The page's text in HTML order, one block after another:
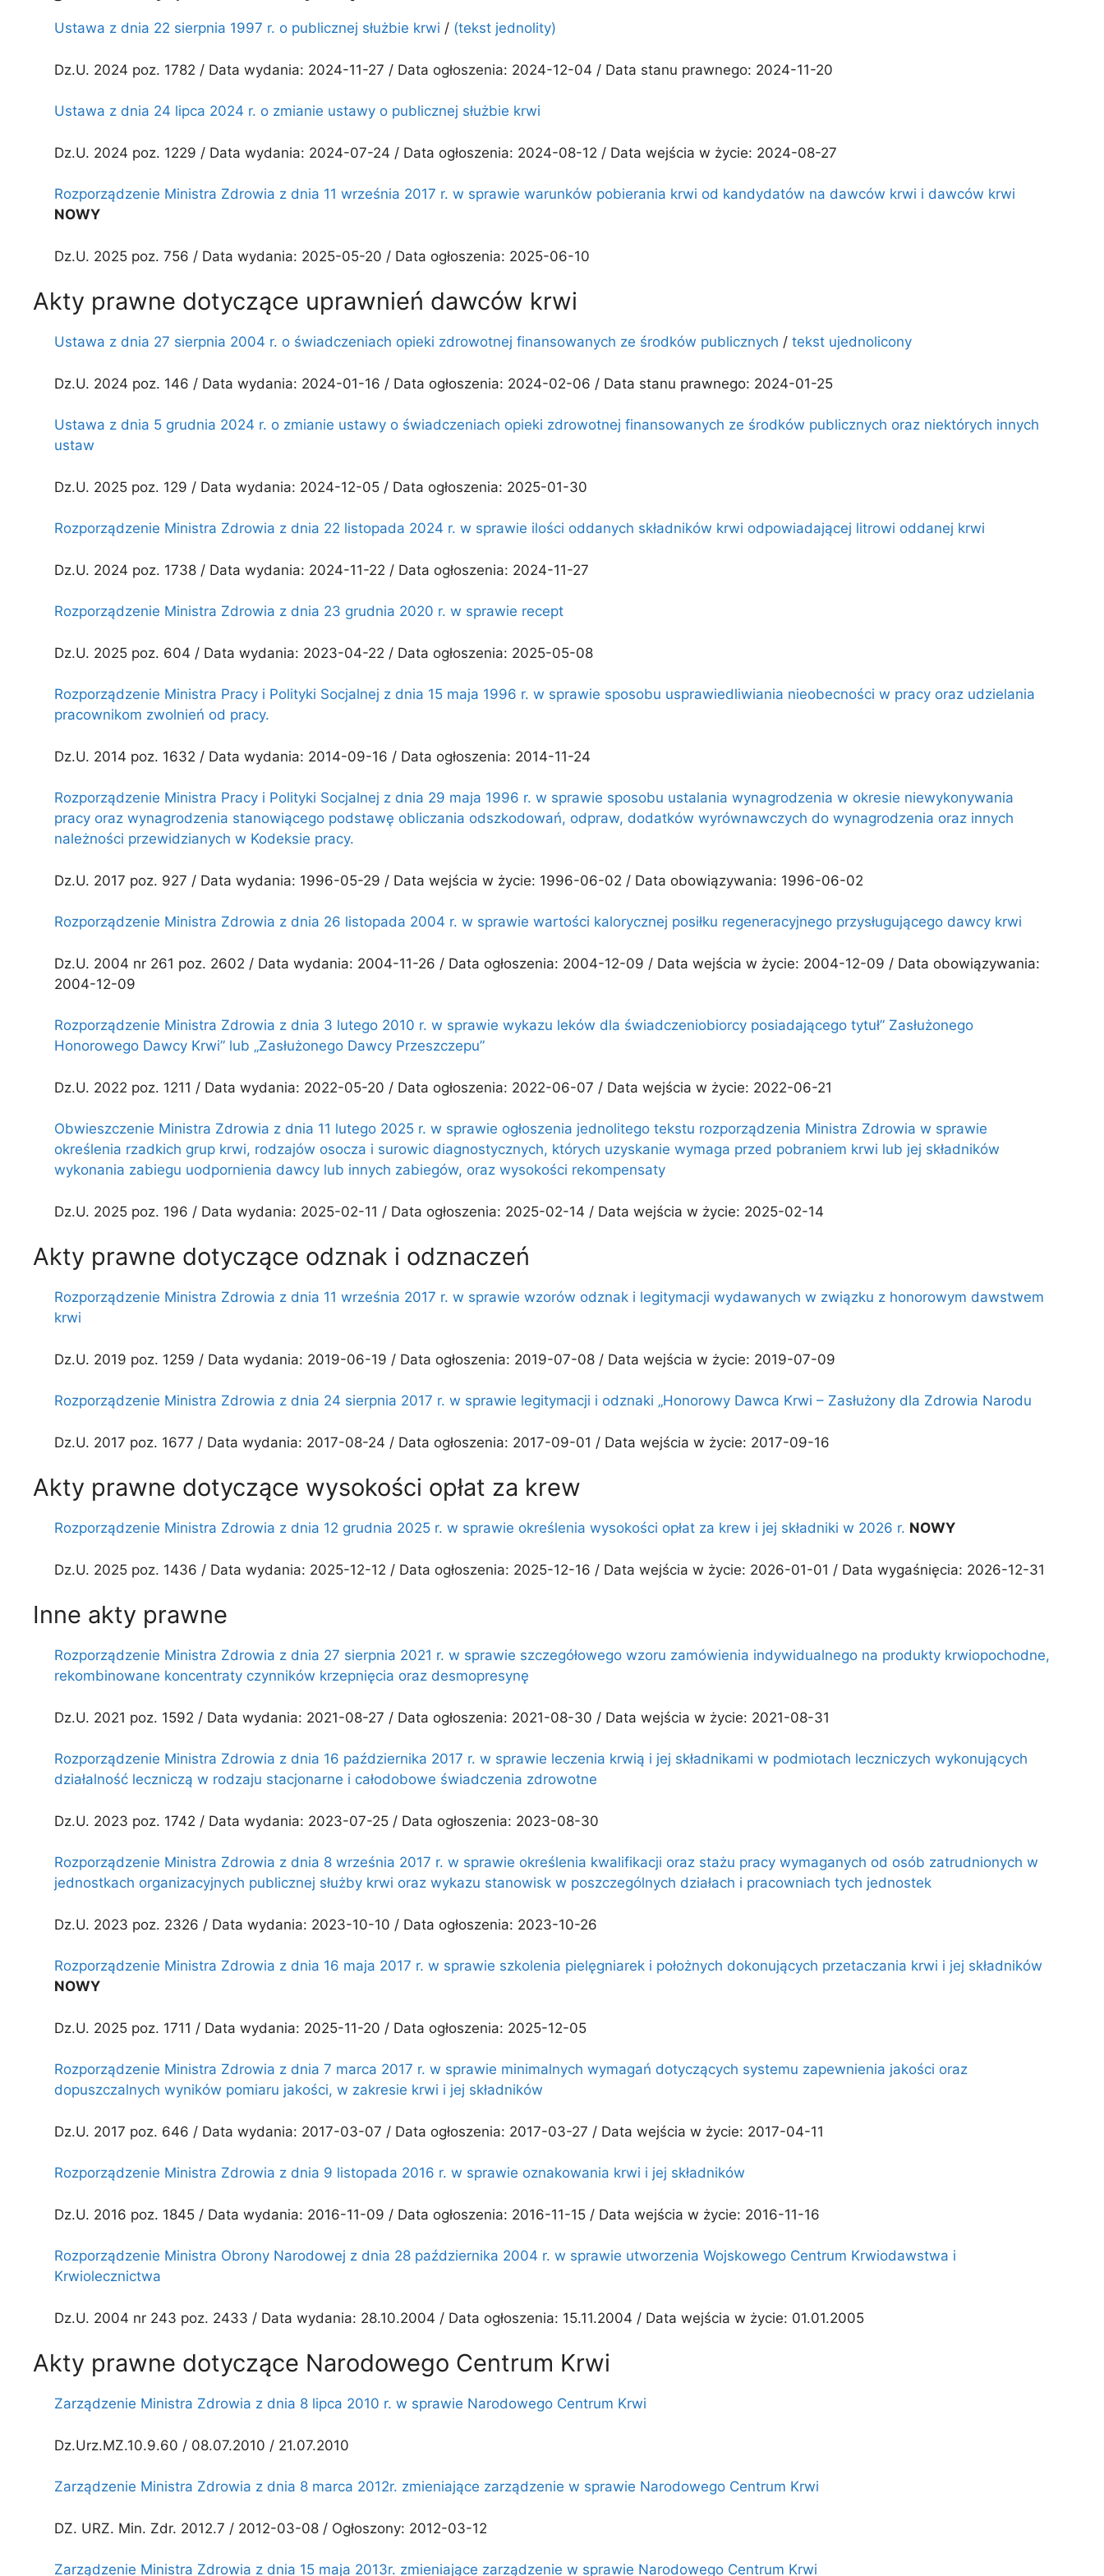
Ustawa z dnia 22 sierpnia 1997 r. o publicznej służbie krwi / (tekst jednolity)
Dz.U. 2024 poz. 1782 / Data wydania: 2024-11-27 / Data ogłoszenia: 2024-12-04 / Data stanu prawnego: 2024-11-20
Ustawa z dnia 24 lipca 2024 r. o zmianie ustawy o publicznej służbie krwi
Dz.U. 2024 poz. 1229 / Data wydania: 2024-07-24 / Data ogłoszenia: 2024-08-12 / Data wejścia w życie: 2024-08-27
Rozporządzenie Ministra Zdrowia z dnia 11 września 2017 r. w sprawie warunków pobierania krwi od kandydatów na dawców krwi i dawców krwi
NOWY
Dz.U. 2025 poz. 756 / Data wydania: 2025-05-20 / Data ogłoszenia: 2025-06-10
Akty prawne dotyczące uprawnień dawców krwi
Ustawa z dnia 27 sierpnia 2004 r. o świadczeniach opieki zdrowotnej finansowanych ze środków publicznych / tekst ujednolicony
Dz.U. 2024 poz. 146 / Data wydania: 2024-01-16 / Data ogłoszenia: 2024-02-06 / Data stanu prawnego: 2024-01-25
Ustawa z dnia 5 grudnia 2024 r. o zmianie ustawy o świadczeniach opieki zdrowotnej finansowanych ze środków publicznych oraz niektórych innych
ustaw
Dz.U. 2025 poz. 129 / Data wydania: 2024-12-05 / Data ogłoszenia: 2025-01-30
Rozporządzenie Ministra Zdrowia z dnia 22 listopada 2024 r. w sprawie ilości oddanych składników krwi odpowiadającej litrowi oddanej krwi
Dz.U. 2024 poz. 1738 / Data wydania: 2024-11-22 / Data ogłoszenia: 2024-11-27
Rozporządzenie Ministra Zdrowia z dnia 23 grudnia 2020 r. w sprawie recept
Dz.U. 2025 poz. 604 / Data wydania: 2023-04-22 / Data ogłoszenia: 2025-05-08
Rozporządzenie Ministra Pracy i Polityki Socjalnej z dnia 15 maja 1996 r. w sprawie sposobu usprawiedliwiania nieobecności w pracy oraz udzielania
pracownikom zwolnień od pracy.
Dz.U. 2014 poz. 1632 / Data wydania: 2014-09-16 / Data ogłoszenia: 2014-11-24
Rozporządzenie Ministra Pracy i Polityki Socjalnej z dnia 29 maja 1996 r. w sprawie sposobu ustalania wynagrodzenia w okresie niewykonywania
pracy oraz wynagrodzenia stanowiącego podstawę obliczania odszkodowań, odpraw, dodatków wyrównawczych do wynagrodzenia oraz innych
należności przewidzianych w Kodeksie pracy.
Dz.U. 2017 poz. 927 / Data wydania: 1996-05-29 / Data wejścia w życie: 1996-06-02 / Data obowiązywania: 1996-06-02
Rozporządzenie Ministra Zdrowia z dnia 26 listopada 2004 r. w sprawie wartości kalorycznej posiłku regeneracyjnego przysługującego dawcy krwi
Dz.U. 2004 nr 261 poz. 2602 / Data wydania: 2004-11-26 / Data ogłoszenia: 2004-12-09 / Data wejścia w życie: 2004-12-09 / Data obowiązywania:
2004-12-09
Rozporządzenie Ministra Zdrowia z dnia 3 lutego 2010 r. w sprawie wykazu leków dla świadczeniobiorcy posiadającego tytuł” Zasłużonego
Honorowego Dawcy Krwi” lub „Zasłużonego Dawcy Przeszczepu”
Dz.U. 2022 poz. 1211 / Data wydania: 2022-05-20 / Data ogłoszenia: 2022-06-07 / Data wejścia w życie: 2022-06-21
Obwieszczenie Ministra Zdrowia z dnia 11 lutego 2025 r. w sprawie ogłoszenia jednolitego tekstu rozporządzenia Ministra Zdrowia w sprawie
określenia rzadkich grup krwi, rodzajów osocza i surowic diagnostycznych, których uzyskanie wymaga przed pobraniem krwi lub jej składników
wykonania zabiegu uodpornienia dawcy lub innych zabiegów, oraz wysokości rekompensaty
Dz.U. 2025 poz. 196 / Data wydania: 2025-02-11 / Data ogłoszenia: 2025-02-14 / Data wejścia w życie: 2025-02-14
Akty prawne dotyczące odznak i odznaczeń
Rozporządzenie Ministra Zdrowia z dnia 11 września 2017 r. w sprawie wzorów odznak i legitymacji wydawanych w związku z honorowym dawstwem
krwi
Dz.U. 2019 poz. 1259 / Data wydania: 2019-06-19 / Data ogłoszenia: 2019-07-08 / Data wejścia w życie: 2019-07-09
Rozporządzenie Ministra Zdrowia z dnia 24 sierpnia 2017 r. w sprawie legitymacji i odznaki „Honorowy Dawca Krwi – Zasłużony dla Zdrowia Narodu
Dz.U. 2017 poz. 1677 / Data wydania: 2017-08-24 / Data ogłoszenia: 2017-09-01 / Data wejścia w życie: 2017-09-16
Akty prawne dotyczące wysokości opłat za krew
Rozporządzenie Ministra Zdrowia z dnia 12 grudnia 2025 r. w sprawie określenia wysokości opłat za krew i jej składniki w 2026 r. NOWY
Dz.U. 2025 poz. 1436 / Data wydania: 2025-12-12 / Data ogłoszenia: 2025-12-16 / Data wejścia w życie: 2026-01-01 / Data wygaśnięcia: 2026-12-31
Inne akty prawne
Rozporządzenie Ministra Zdrowia z dnia 27 sierpnia 2021 r. w sprawie szczegółowego wzoru zamówienia indywidualnego na produkty krwiopochodne,
rekombinowane koncentraty czynników krzepnięcia oraz desmopresynę
Dz.U. 2021 poz. 1592 / Data wydania: 2021-08-27 / Data ogłoszenia: 2021-08-30 / Data wejścia w życie: 2021-08-31
Rozporządzenie Ministra Zdrowia z dnia 16 października 2017 r. w sprawie leczenia krwią i jej składnikami w podmiotach leczniczych wykonujących
działalność leczniczą w rodzaju stacjonarne i całodobowe świadczenia zdrowotne
Dz.U. 2023 poz. 1742 / Data wydania: 2023-07-25 / Data ogłoszenia: 2023-08-30
Rozporządzenie Ministra Zdrowia z dnia 8 września 2017 r. w sprawie określenia kwalifikacji oraz stażu pracy wymaganych od osób zatrudnionych w
jednostkach organizacyjnych publicznej służby krwi oraz wykazu stanowisk w poszczególnych działach i pracowniach tych jednostek
Dz.U. 2023 poz. 2326 / Data wydania: 2023-10-10 / Data ogłoszenia: 2023-10-26
Rozporządzenie Ministra Zdrowia z dnia 16 maja 2017 r. w sprawie szkolenia pielęgniarek i położnych dokonujących przetaczania krwi i jej składników
NOWY
Dz.U. 2025 poz. 1711 / Data wydania: 2025-11-20 / Data ogłoszenia: 2025-12-05
Rozporządzenie Ministra Zdrowia z dnia 7 marca 2017 r. w sprawie minimalnych wymagań dotyczących systemu zapewnienia jakości oraz
dopuszczalnych wyników pomiaru jakości, w zakresie krwi i jej składników
Dz.U. 2017 poz. 646 / Data wydania: 2017-03-07 / Data ogłoszenia: 2017-03-27 / Data wejścia w życie: 2017-04-11
Rozporządzenie Ministra Zdrowia z dnia 9 listopada 2016 r. w sprawie oznakowania krwi i jej składników
Dz.U. 2016 poz. 1845 / Data wydania: 2016-11-09 / Data ogłoszenia: 2016-11-15 / Data wejścia w życie: 2016-11-16
Rozporządzenie Ministra Obrony Narodowej z dnia 28 października 2004 r. w sprawie utworzenia Wojskowego Centrum Krwiodawstwa i
Krwiolecznictwa
Dz.U. 2004 nr 243 poz. 2433 / Data wydania: 28.10.2004 / Data ogłoszenia: 15.11.2004 / Data wejścia w życie: 01.01.2005
Akty prawne dotyczące Narodowego Centrum Krwi
Zarządzenie Ministra Zdrowia z dnia 8 lipca 2010 r. w sprawie Narodowego Centrum Krwi
Dz.Urz.MZ.10.9.60 / 08.07.2010 / 21.07.2010
Zarządzenie Ministra Zdrowia z dnia 8 marca 2012r. zmieniające zarządzenie w sprawie Narodowego Centrum Krwi
DZ. URZ. Min. Zdr. 2012.7 / 2012-03-08 / Ogłoszony: 2012-03-12
Zarządzenie Ministra Zdrowia z dnia 15 maja 2013r. zmieniające zarządzenie w sprawie Narodowego Centrum Krwi